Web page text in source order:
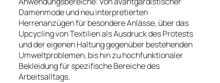
Damenmode und neu interpretierten
Herrenanzügen für besondere Anlässe, über das
Upcycling von Textilien als Ausdruck des Protests
und der eigenen Haltung gegenüber bestehenden
Umweltproblemen, bis hin zu hochfunktionaler
Bekleidung für spezifische Bereiche des
Arbeitsalltags.